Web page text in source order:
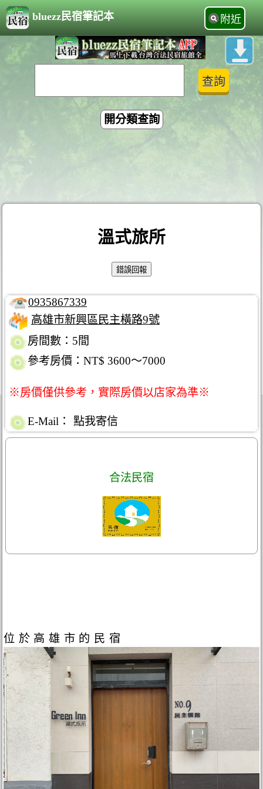
bluezz民宿筆記本 附近
開分類查詢
溫式旅所
0935867339
高雄市新興區民主橫路9號
房間數：5間
參考房價：NT$ 3600～7000
※房價僅供參考，實際房價以店家為準※
E-Mail： 點我寄信
合法民宿
位於高雄市的民宿